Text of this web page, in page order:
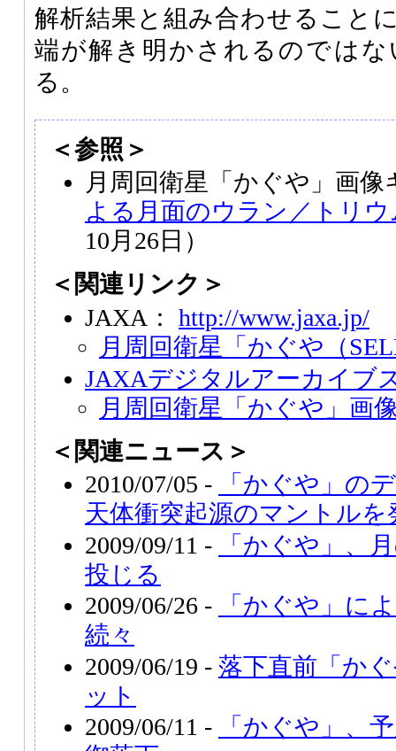
解析結果と組み合わせること
端が解き明かされるのでは
る。
＜参照＞
月周回衛星「かぐや」画
よる月面のウラン／トリ
10月26日）
＜関連リンク＞
JAXA： http://www.jaxa.jp/
月周回衛星「かぐや（
JAXAデジタルアーカイブ
月周回衛星「かぐや」画
＜関連ニュース＞
2010/07/05 -
「かぐや」の
天体衝突起源のマントルを
2009/09/11 -
「かぐや」、
投じる
2009/06/26 -
「かぐや」に
続々
2009/06/19 - 落下直前「か
ット
2009/06/11 -
「かぐや」、